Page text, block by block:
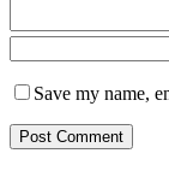
Save my name,